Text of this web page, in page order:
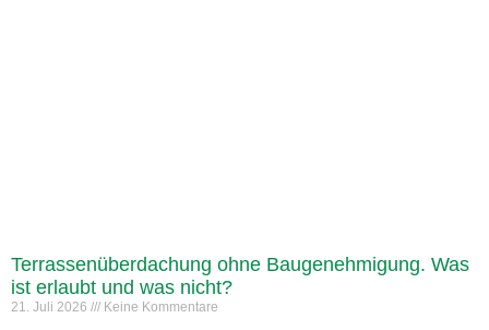
Terrassenüberdachung ohne Baugenehmigung. Was
ist erlaubt und was nicht?
21. Juli 2026 Keine Kommentare